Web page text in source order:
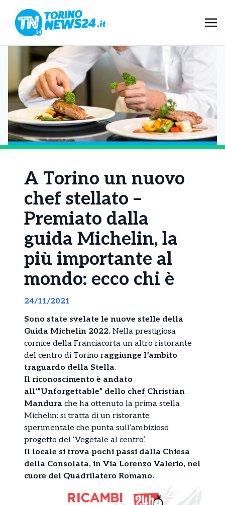
A Torino un nuovo
chef stellato –
Premiato dalla
guida Michelin, la
più importante al
mondo: ecco chi è
24/11/2021
Sono state svelate le nuove stelle della
Guida Michelin 2022. Nella prestigiosa
cornice della Franciacorta un altro ristorante
del centro di Torino raggiunge l’ambito
traguardo della Stella.
Il riconoscimento è andato
all'”Unforgettable” dello chef Christian
Mandura che ha ottenuto la prima stella
Michelin: si tratta di un ristorante
sperimentale che punta sull’ambizioso
progetto del ‘Vegetale al centro’.
Il locale si trova pochi passi dalla Chiesa
della Consolata, in Via Lorenzo Valerio, nel
cuore del Quadrilatero Romano.